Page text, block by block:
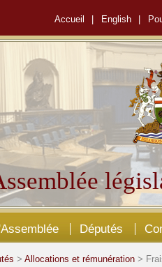
Accueil English
Députés
> Allocations et rémunération >